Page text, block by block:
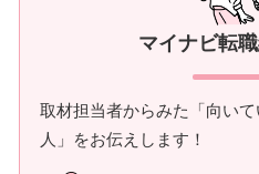
マイナビ転
取材担当者からみた「向い
人」をお伝えします！